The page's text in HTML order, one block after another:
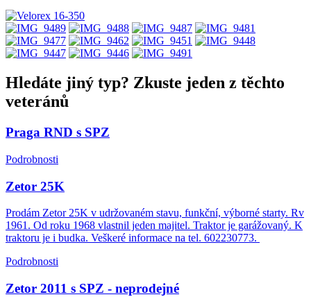
Hledáte jiný typ? Zkuste jeden z těchto
veteránů
Praga RND s SPZ
Podrobnosti
Zetor 25K
Prodám Zetor 25K v udržovaném stavu, funkční, výborné starty. Rv
1961. Od roku 1968 vlastnil jeden majitel. Traktor je garážovaný. K
traktoru je i budka. Veškeré informace na tel. 602230773.
Podrobnosti
Zetor 2011 s SPZ - neprodejné